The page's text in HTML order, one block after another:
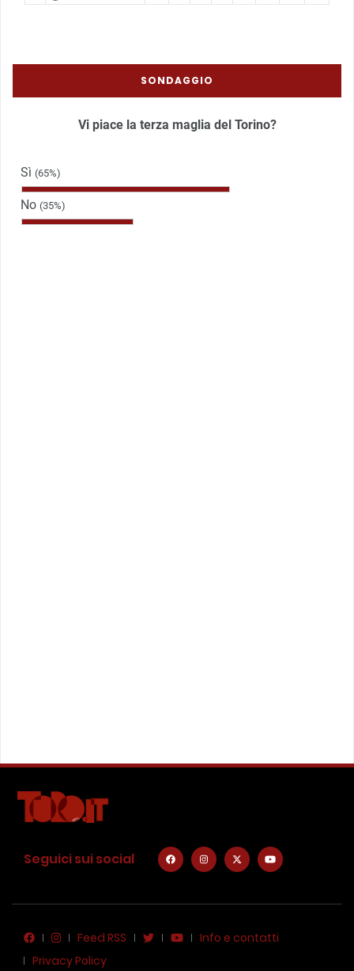
SONDAGGIO
Vi piace la terza maglia del Torino?
Sì (65%)
No (35%)
Seguici sui social
Feed RSS
Info e contatti
Privacy Policy